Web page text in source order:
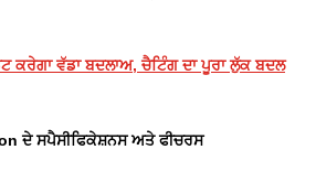
ਕਰੇਗਾ ਵੱਡਾ ਬਦਲਾਅ, ਚੈਟਿੰਗ ਦਾ ਪੂਰਾ ਲੁੱਕ ਬਦਲ
ਦੇ ਸਪੈਸੀਫਿਕੇਸ਼ਨਸ ਅਤੇ ਫੀਚਰਸ